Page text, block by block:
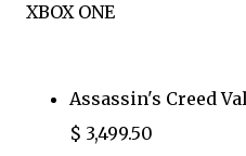
XBOX ONE
Assassin's Creed
$ 3,499.50